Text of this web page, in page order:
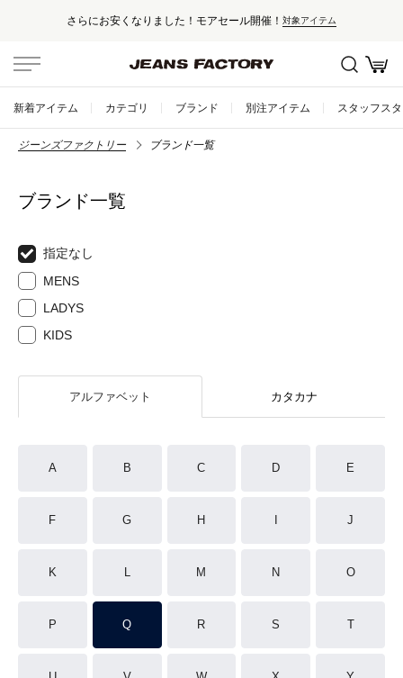
さらにお安くなりました！モアセール開催！ 対象アイテム
新着アイテム カテゴリ ブランド 別注アイテム スタッフス
ジーンズファクトリー ブランド一覧
ブランド一覧
指定なし
MENS
LADYS
KIDS
アルファベット カタカナ
A B C D E
F G H J
K L M N O
P Q R S T